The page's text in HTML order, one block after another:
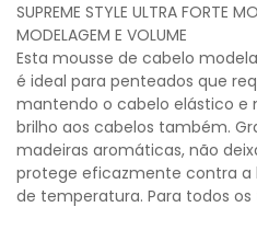
SUPREME STYLE ULTRA FORTE
MODELAGEM E VOLUME
Esta mousse de cabelo
é ideal para penteados que
mantendo o cabelo elástico e
brilho aos cabelos também.
madeiras aromáticas, não
protege eficazmente contra a
de temperatura. Para todos os